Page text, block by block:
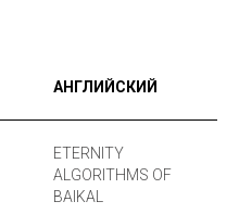
АНГЛИЙСКИЙ
ETERNITY
ALGORITHMS OF
BAIKAL